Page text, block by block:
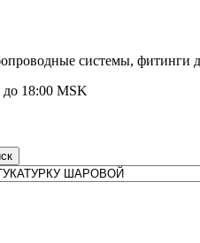
системы, фитинги
до 18:00 MSK